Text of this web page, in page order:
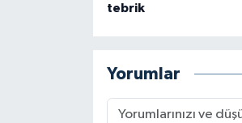
tebrik
Yorumlar